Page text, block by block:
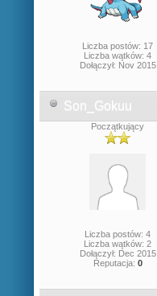
Liczba postów: 17
Liczba wątków: 4
Dołączył: Nov 2015
Son_Gokuu
Początkujący
Liczba postów: 4
Liczba wątków: 2
Dołączył: Dec 2015
Reputacja: 0